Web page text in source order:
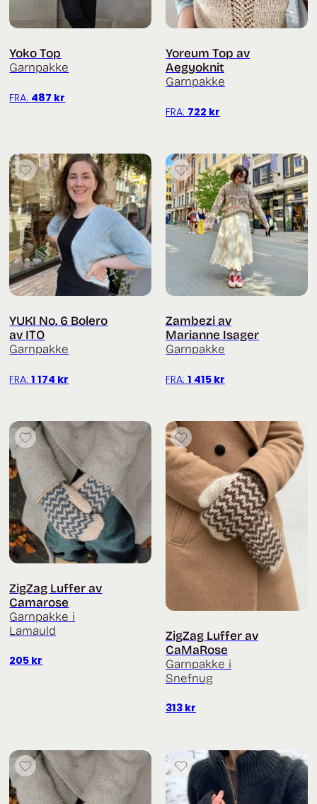
Yoko Top
Garnpakke
FRA: 487 kr
Yoreum Top av
Aegyoknit
Garnpakke
FRA: 722 kr
YUKI No. 6 Bolero
av ITO
Garnpakke
FRA:1 174 kr
Zambezi av
Marianne Isager
Garnpakke
FRA: 1 415 kr
ZigZag Luffer av
Camarose
Garnpakke i
Lamauld
205 kr
ZigZag Luffer av
CaMaRose
Garnpakke i
Snefnug
313 kr